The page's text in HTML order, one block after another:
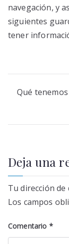
navegación, y
siguientes
tener
Qué
Deja una
Tu dirección
Los campos
Comentario *